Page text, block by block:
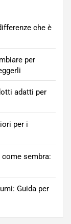
che è
per
adatti per
per i
come sembra:
Guida per